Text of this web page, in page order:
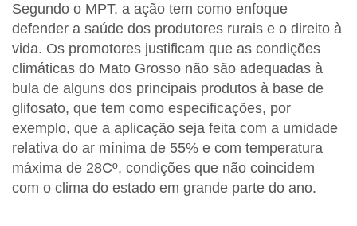
Segundo o MPT, a ação tem como enfoque
defender a saúde dos produtores rurais e o direito à
vida. Os promotores justificam que as condições
climáticas do Mato Grosso não são adequadas à
bula de alguns dos principais produtos à base de
glifosato, que tem como especificações, por
exemplo, que a aplicação seja feita com a umidade
relativa do ar mínima de 55% e com temperatura
máxima de 28Cº, condições que não coincidem
com o clima do estado em grande parte do ano.